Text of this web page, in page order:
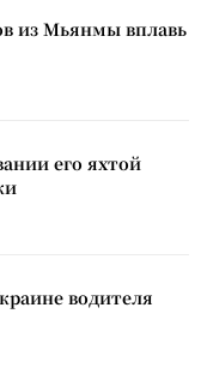
из Мьянмы вплавь
его яхтой
водителя